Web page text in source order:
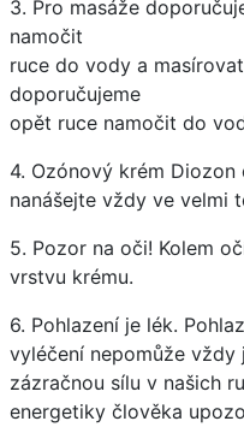
3. Pro masáže
namočit
ruce do vody a
doporučujeme
opět ruce namočit do
4. Ozónový krém
nanášejte vždy ve velmi
5. Pozor na oči! Kolem
vrstvu krému.
6. Pohlazení je lék.
vyléčení nepomůže vždy
zázračnou sílu v našich
energetiky člověka